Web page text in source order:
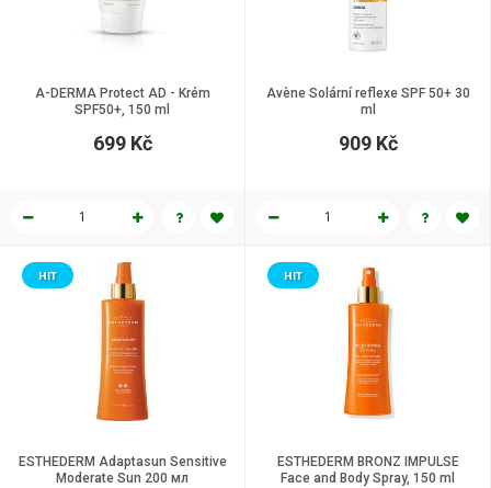
A-DERMA Protect AD - Krém
SPF50+, 150 ml
699 Kč
Avène Solární reflexe SPF 50+ 30
ml
909 Kč
ESTHEDERM Adaptasun Sensitive
Moderate Sun 200 мл
HIT
ESTHEDERM BRONZ IMPULSE
Face and Body Spray, 150 ml
HIT